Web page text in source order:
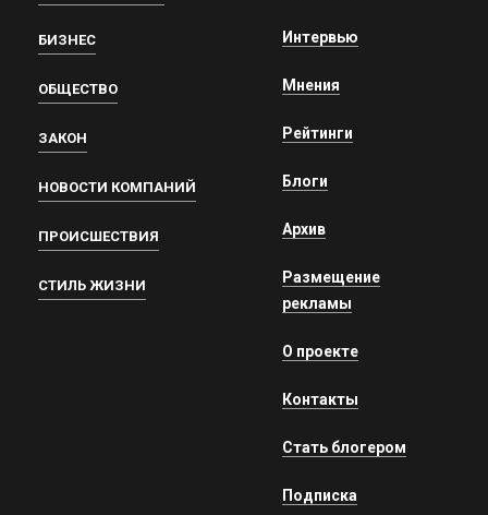
БИЗНЕС
ОБЩЕСТВО
ЗАКОН
НОВОСТИ КОМПАНИЙ
ПРОИСШЕСТВИЯ
СТИЛЬ ЖИЗНИ
Интервью
Мнения
Рейтинги
Блоги
Архив
Размещение
рекламы
О проекте
Контакты
Стать блогером
Подписка